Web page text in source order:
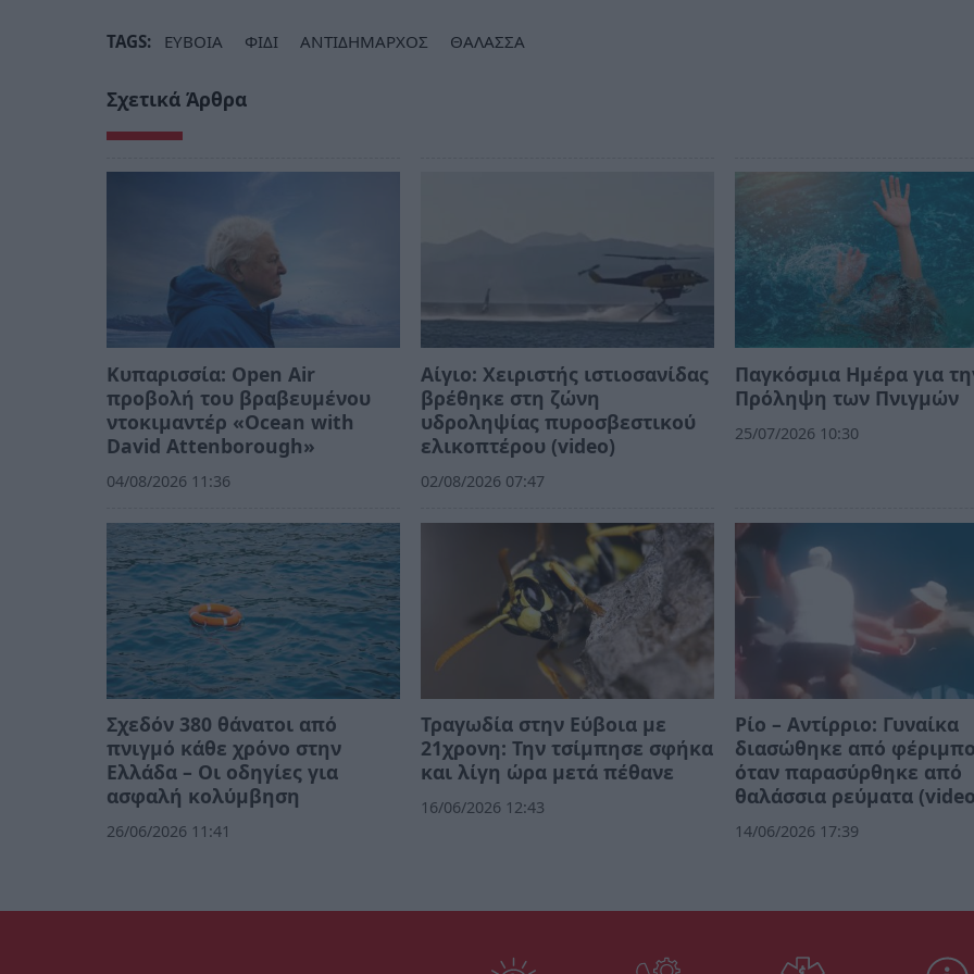
TAGS: ΕΥΒΟΙΑ ΦΙΔΙ ΑΝΤΙΔΗΜΑΡΧΟΣ ΘΑΛΑΣΣΑ
Σχετικά Άρθρα
Κυπαρισσία: Open Air
προβολή του βραβευμένου
ντοκιμαντέρ «Ocean with
David Attenborough»
04/08/2026 11:36
Αίγιο: Χειριστής ιστιοσανίδας
βρέθηκε στη ζώνη
υδροληψίας πυροσβεστικού
ελικοπτέρου (video)
02/08/2026 07:47
Παγκόσμια Ημέρα για
Πρόληψη των Πνιγμών
25/07/2026 10:30
Σχεδόν 380 θάνατοι από
πνιγμό κάθε χρόνο στην
Ελλάδα – Οι οδηγίες για
ασφαλή κολύμβηση
26/06/2026 11:41
Τραγωδία στην Εύβοια με
21χρονη: Την τσίμπησε σφήκα
και λίγη ώρα μετά πέθανε
16/06/2026 12:43
Ρίο – Αντίρριο: Γυναίκα
διασώθηκε από
όταν παρασύρθηκε από
θαλάσσια ρεύματα
14/06/2026 17:39